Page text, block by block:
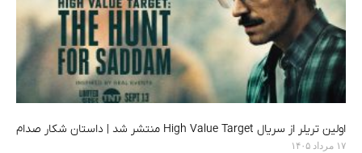
اولین تریلر از سریال High Value Target منتشر شد | داستان شکار صدام
۱۷ مرداد ۱۴۰۵